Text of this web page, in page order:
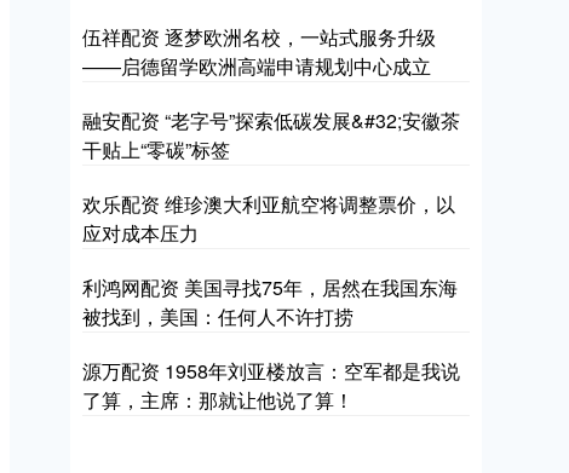
伍祥配资 逐梦欧洲名校，一站式服务升级
——启德留学欧洲高端申请规划中心成立
融安配资 “老字号”探索低碳发展&#32;安徽茶
干贴上“零碳”标签
欢乐配资 维珍澳大利亚航空将调整票价，以
应对成本压力
利鸿网配资 美国寻找75年，居然在我国东海
被找到，美国：任何人不许打捞
源万配资 1958年刘亚楼放言：空军都是我说
了算，主席：那就让他说了算！